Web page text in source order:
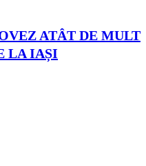
ATÂT DE MULT
LA IAȘI